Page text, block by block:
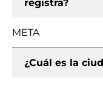
registra?
META
¿Cuál es la